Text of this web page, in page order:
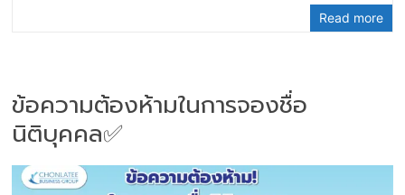
Read more
ข้อความต้องห้ามในการจองชื่อ
นิติบุคคล✅